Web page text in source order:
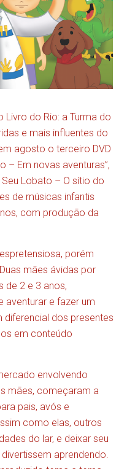
Livro do Rio: a Turma do
e mais influentes do
agosto o terceiro DVD
– Em novas aventuras”,
Lobato – O sítio do
de músicas infantis
com produção da
porém
mães ávidas por
de 2 e 3 anos,
aventurar e fazer um
diferencial dos presentes
em conteúdo
envolvendo
mães, começaram a
pais, avós e
como elas, outros
do lar, e deixar seu
aprendendo.